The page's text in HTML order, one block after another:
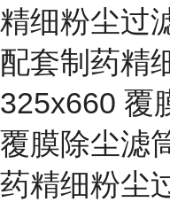
精细粉尘过
配套制药精
325x660 覆
覆膜除尘滤
药精细粉尘